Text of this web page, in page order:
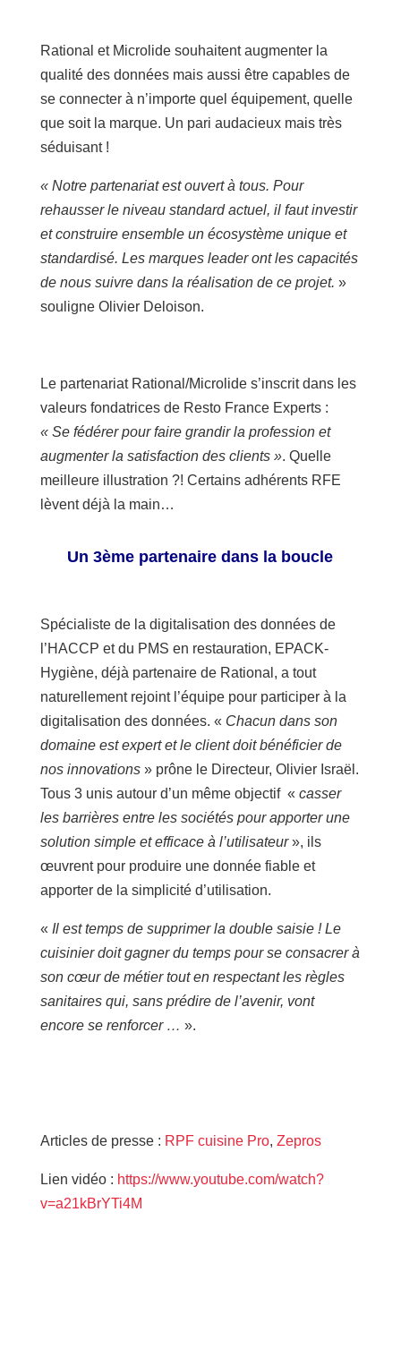
Rational et Microlide souhaitent augmenter la
qualité des données mais aussi être capables de
se connecter à n’importe quel équipement, quelle
que soit la marque. Un pari audacieux mais très
séduisant !
« Notre partenariat est ouvert à tous. Pour
rehausser le niveau standard actuel, il faut investir
et construire ensemble un écosystème unique et
standardisé. Les marques leader ont les capacités
de nous suivre dans la réalisation de ce projet. »
souligne Olivier Deloison.
Le partenariat Rational/Microlide s’inscrit dans les
valeurs fondatrices de Resto France Experts :
« Se fédérer pour faire grandir la profession et
augmenter la satisfaction des clients ». Quelle
meilleure illustration ?! Certains adhérents RFE
lèvent déjà la main…
Un 3ème partenaire dans la boucle
Spécialiste de la digitalisation des données de
l’HACCP et du PMS en restauration, EPACK-
Hygiène, déjà partenaire de Rational, a tout
naturellement rejoint l’équipe pour participer à la
digitalisation des données. « Chacun dans son
domaine est expert et le client doit bénéficier de
nos innovations » prône le Directeur, Olivier Israël.
Tous 3 unis autour d’un même objectif « casser
les barrières entre les sociétés pour apporter une
solution simple et efficace à l’utilisateur», ils
œuvrent pour produire une donnée fiable et
apporter de la simplicité d’utilisation.
« Il est temps de supprimer la double saisie ! Le
cuisinier doit gagner du temps pour se consacrer à
son cœur de métier tout en respectant les règles
sanitaires qui, sans prédire de l’avenir, vont
encore se renforcer … ».
Articles de presse : RPF cuisine Pro, Zepros
Lien vidéo : https://www.youtube.com/watch?
v=a21kBrYTi4M